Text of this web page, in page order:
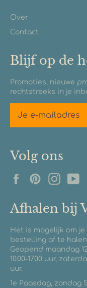
Over
Contact
Blijf op de
Promoties, nieuwe
rechtstreeks in je
Volg ons
FacebookPinterest
Afhalen bij
Het is mogelijk om
bestelling af te halen
Geopend maandag
10.00-17.00 uur,
uur.
1e Paasdag, zondag